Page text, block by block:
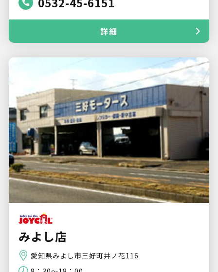
詳細
みよし店
愛知県みよし市三好町井ノ花116